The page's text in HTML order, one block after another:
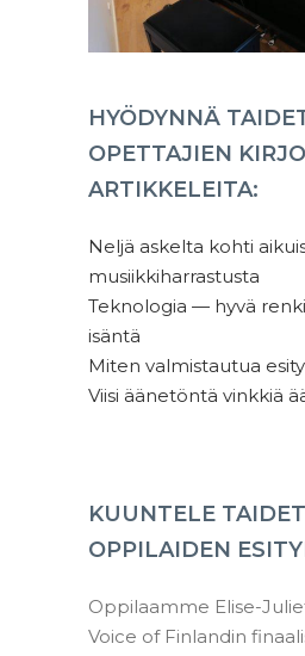
HYÖDYNNÄ
OPETTAJIEN
ARTIKKELEITA:
Neljä askelta kohti
musiikkiharrastusta
Teknologia — hyvä
isäntä
Miten valmistautua
Viisi äänetöntä vinkkiä
KUUNTELE
OPPILAIDEN
Oppilaamme Elise-
Voice of Finlandin